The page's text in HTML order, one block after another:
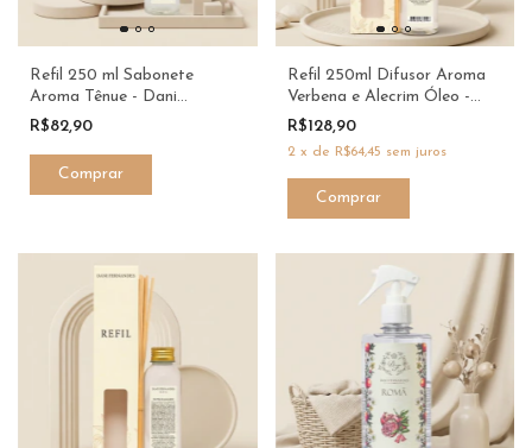
Refil 250 ml Sabonete
Aroma Tênue - Dani
Fernandes
R$82,90
Refil 250ml Difusor Aroma
Verbena e Alecrim Óleo -
Dani Fernandes
R$128,90
2 x de R$64,45 sem juros